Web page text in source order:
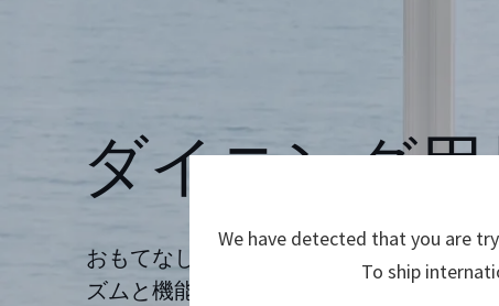
ダイニング
おもてなしや普段使いにも、スタイリッ
ズムと機能性を毎日の食卓に取り入れま
We have detected that you are
To ship